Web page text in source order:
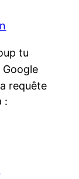
tu
requête
: